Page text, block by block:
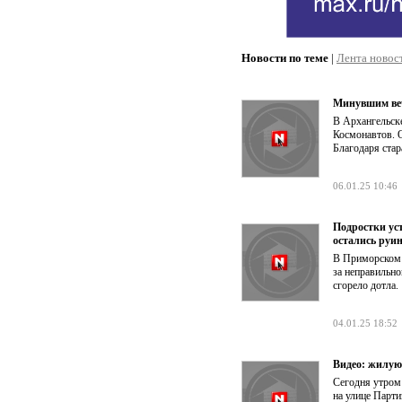
Новости по теме | Лента
Минувшим
В
Космонавтов.
Благодаря
06.01.25 10:46
Подростки
остались
В Приморском
за
сгорело дотла.
04.01.25 18:52
Видео: жилую
Сегодня
на улице